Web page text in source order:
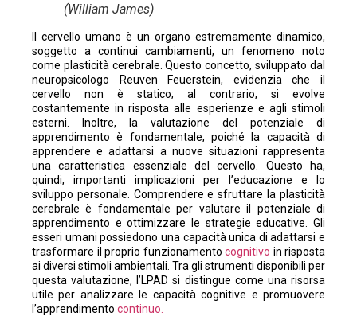
(William James)
Il cervello umano è un organo estremamente dinamico,
soggetto a continui cambiamenti, un fenomeno noto
come plasticità cerebrale. Questo concetto, sviluppato dal
neuropsicologo Reuven Feuerstein, evidenzia che il
cervello non è statico; al contrario, si evolve
costantemente in risposta alle esperienze e agli stimoli
esterni. Inoltre, la valutazione del potenziale di
apprendimento è fondamentale, poiché la capacità di
apprendere e adattarsi a nuove situazioni rappresenta
una caratteristica essenziale del cervello. Questo ha,
quindi, importanti implicazioni per l’educazione e lo
sviluppo personale. Comprendere e sfruttare la plasticità
cerebrale è fondamentale per valutare il potenziale di
apprendimento e ottimizzare le strategie educative. Gli
esseri umani possiedono una capacità unica di adattarsi e
trasformare il proprio funzionamento cognitivo in risposta
ai diversi stimoli ambientali. Tra gli strumenti disponibili per
questa valutazione, l’LPAD si distingue come una risorsa
utile per analizzare le capacità cognitive e promuovere
l’apprendimento continuo.